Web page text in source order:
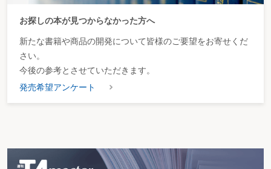
お探しの本が見つからなかった方へ
新たな書籍や商品の開発について皆様のご要望をお寄せくだ
さい。
今後の参考とさせていただきます。
発売希望アンケート